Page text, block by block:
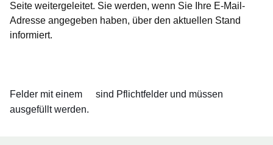
Seite weitergeleitet. Sie werden, wenn Sie Ihre E-Mail-
Adresse angegeben haben, über den aktuellen Stand
informiert.
Felder mit einem
sind Pflichtfelder und müssen
ausgefüllt werden.